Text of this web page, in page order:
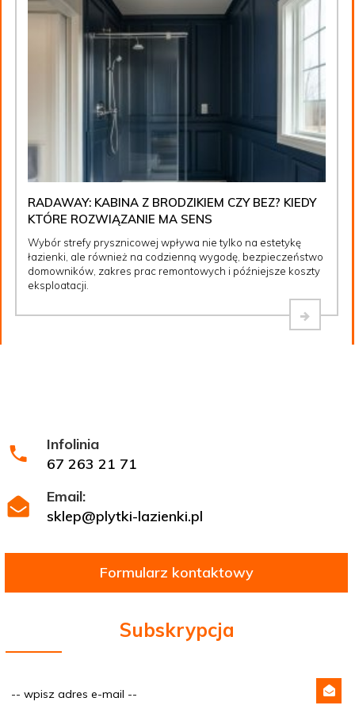
RADAWAY: KABINA Z BRODZIKIEM CZY BEZ? KIEDY
KTÓRE ROZWIĄZANIE MA SENS
Wybór strefy prysznicowej wpływa nie tylko na estetykę
łazienki, ale również na codzienną wygodę, bezpieczeństwo
domowników, zakres prac remontowych i późniejsze koszty
eksploatacji.
Infolinia
67 263 21 71
Email:
sklep@plytki-lazienki.pl
Formularz kontaktowy
Subskrypcja